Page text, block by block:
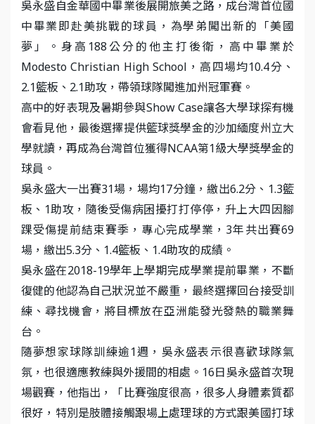
吳永盛自金華國中畢業後展開旅美之路，成台灣首位國
中畢業即赴美挑戰的球員，為學弟闖出新的「美國
夢」。身高188公分的他主打後衛，高中畢業於
Modesto Christian High School，高四場均10.4分、
2.1籃板、2.1助攻，帶領球隊闖進加州冠軍賽。
高中的好表現及暑期參與Show Case讓各大學球探有機
會看見他，最後選擇提供籃球獎學金的沙加緬度州立大
學就讀，再成為台灣首位獲得NCAA第1級大學獎學金的
球員。
吳永盛大一出賽31場，場均17分鐘，繳出6.2分、1.3籃
板、1助攻，隨後受傷病困擾打打停停，升上大四因腳
踝受傷提前結束賽季，專心完成學業，3年共出賽69
場，繳出5.3分、1.4籃板、1.4助攻的成績。
吳永盛在2018-19學年上學期完成學業提前畢業，不斷
復健的他認為自己狀況並不嚴重，最終選擇回台接受訓
練、尋找機會，將目標放在亞洲能發光發熱的職業舞
台。
隨夢想家球隊訓練逾1週，吳永盛表示很喜歡球隊氣
氛，也很適應教練與外援間的相處。16日吳永盛首次現
場觀賽，他指出，「比賽強度很高，很多人身體素質都
很好，特別是肢體接觸跟場上處理球的方式跟美國打球